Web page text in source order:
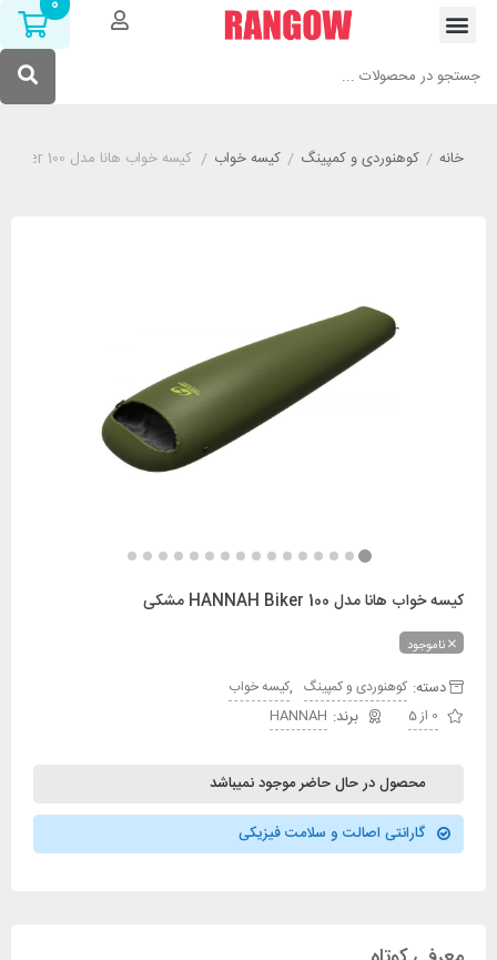
خانه/ کوهنوردی و کمپینگ/ کیسه خواب/ کیسه خواب هانا مدل HANNAH Biker 100 مشکی
کیسه خواب هانا مدل HANNAH Biker 100 مشکی
ناموجود
دسته: کوهنوردی و کمپینگ
کیسه خواب
0 از 5
HANNAH
محصول در حال حاضر موجود نمیباشد
گارانتی اصالت و سلامت فیزیکی